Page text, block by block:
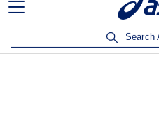
ลูกค้าวิริยะประกันภัยรับส่วนล
Search